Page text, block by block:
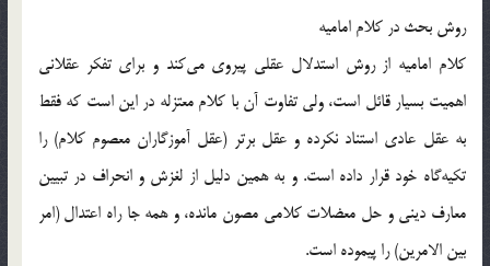
روش بحث در كلام اماميه
كلام اماميه از روش استدلال عقلي پيروي مي‌كند و براي تفكر عقلاني
اهميت بسيار قائل است، ولي تفاوت آن با كلام معتزله در اين است كه فقط
به عقل عادي استناد نكرده و عقل برتر (عقل آموزگاران معصوم كلام) را
تكيه‌گاه خود قرار داده است. و به همين دليل از لغزش و انحراف در تبيين
معارف ديني و حل معضلات كلامي مصون مانده، و همه جا راه اعتدال (امر
بين الامرين) را پيموده است.